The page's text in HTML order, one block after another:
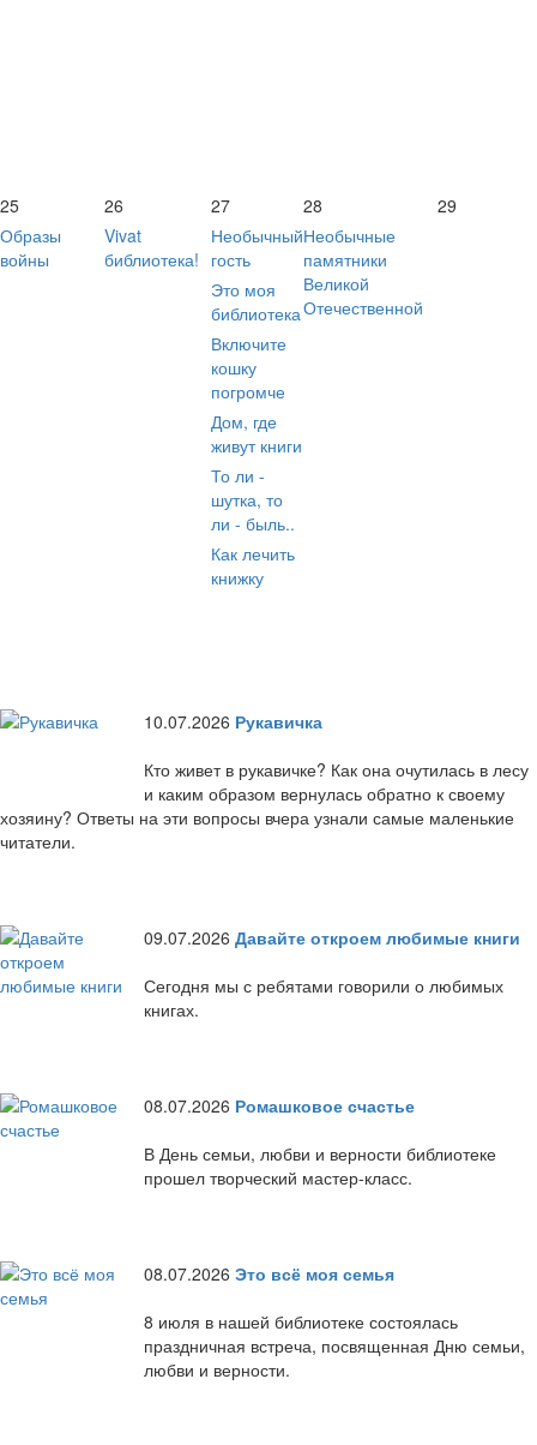
25
Образы
войны
26
Vivat
библиотека!
27
Необычный
гость
Это моя
библиотека
Включите
кошку
погромче
Дом, где
живут книги
То ли -
шутка, то
ли - быль..
Как лечить
книжку
28
Необычные
памятники
Великой
Отечественной
29
10.07.2026 Рукавичка
Кто живет в рукавичке? Как она очутилась в лесу
и каким образом вернулась обратно к своему
хозяину? Ответы на эти вопросы вчера узнали самые маленькие
читатели.
09.07.2026 Давайте откроем любимые книги
Сегодня мы с ребятами говорили о любимых
книгах.
08.07.2026 Ромашковое счастье
В День семьи, любви и верности библиотеке
прошел творческий мастер-класс.
08.07.2026 Это всё моя семья
8 июля в нашей библиотеке состоялась
праздничная встреча, посвященная Дню семьи,
любви и верности.